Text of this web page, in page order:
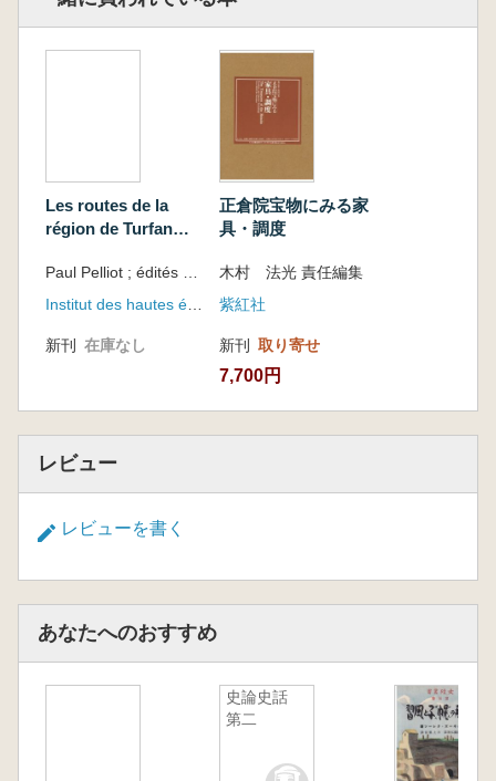
Les routes de la
région de Turfan
suivi de l’histoire et
la géographie
Centrale dans
街道 『極奥アジ
ア』における中央ア
ジアの古代史と地理
Paul Pelliot ; édités par Jean-Pierre Drège
Institut des hautes études chinoises du Collège de France
新刊 在庫なし
正倉院宝物にみる家
具・調度
木村 法光 責任編集
紫紅社
新刊 取り寄せ
7,700円
レビュー
レビューを書く
あなたへのおすすめ
史論史話
第二